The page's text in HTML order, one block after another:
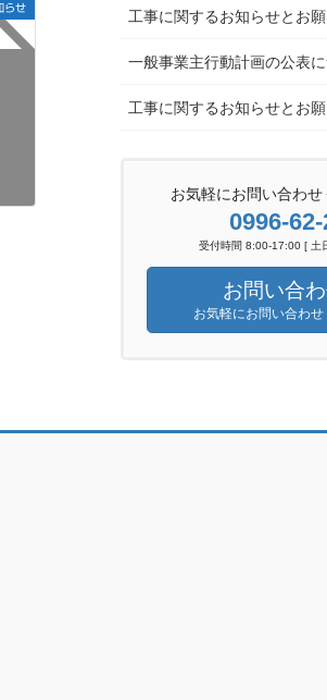
らせ
工事に関するお知らせとお願
一般事業主行動計画の公表
工事に関するお知らせとお
お気軽にお問い合わせ
0996-
受付時間 8:00-17:00 [ 土
お問い合
お気軽にお問い合わ